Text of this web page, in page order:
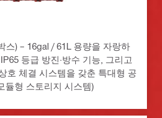
스) – 16gal / 61L 용량을 자랑하
등급 방진·방수 기능, 그리고
호 체결 시스템을 갖춘 특대형 공
듈형 스토리지 시스템)